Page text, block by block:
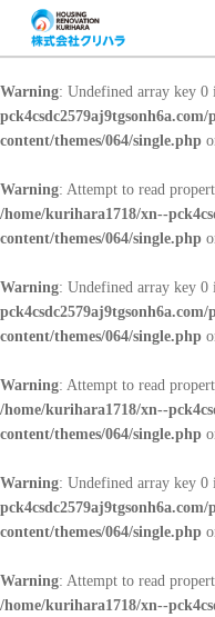
Warning: Undefined array key 0
content/themes/064/single.php
Warning: Attempt to read
/home/kurihara1718/xn--
content/themes/064/single.php
Warning: Undefined array key 0
content/themes/064/single.php
Warning: Attempt to read
/home/kurihara1718/xn--
content/themes/064/single.php
Warning: Undefined array key 0
content/themes/064/single.php
Warning: Attempt to read
/home/kurihara1718/xn--